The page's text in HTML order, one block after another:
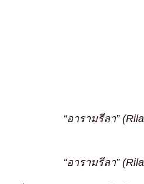
“อารามรีลา”
“อารามรีลา”